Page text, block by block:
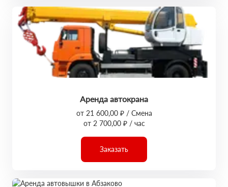
Аренда автокрана
от 21 600,00 ₽ / Смена
от 2 700,00 ₽ / час
Заказать